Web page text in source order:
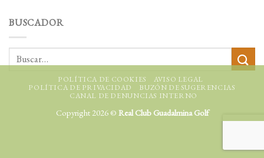
BUSCADOR
POLÍTICA DE COOKIES
AVISO LEGAL
POLÍTICA DE PRIVACIDAD
BUZÓN DE SUGERENCIAS
CANAL DE DENUNCIAS INTERNO
Copyright 2026 © Real Club Guadalmina Golf